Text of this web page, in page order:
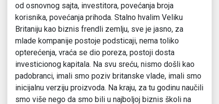
od osnovnog sajta, investitora, povećanja broja
korisnika, povećanja prihoda. Stalno hvalim Veliku
Britaniju kao biznis frendli zemlju, sve je jasno, za
mlade kompanije postoje podsticaji, nema toliko
opterećenja, vraća se dio poreza, postoji dosta
investicionog kapitala. Na svu sreću, nismo došli kao
padobranci, imali smo poziv britanske vlade, imali smo
inicijalnu verziju proizvoda. Na kraju, za tu godinu naučili
smo više nego da smo bili u najboljoj biznis školi na